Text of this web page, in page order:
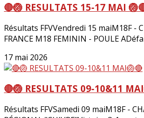
🔴🏐 RESULTATS 15-17 MAI
Résultats FFVVendredi 15 maiM18F -
FRANCE M18 FEMININ - POULE
17 mai 2026
🔴🏐 RESULTATS 09-10&11
Résultats FFVSamedi 09 maiM18F -